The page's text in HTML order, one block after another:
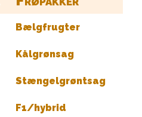
Bælgfrugter
Kålgrønsag
Stængelgrøntsag
F1/hybrid